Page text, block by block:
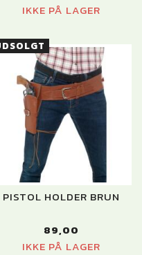
IKKE PÅ LAGER
PISTOL HOLDER BRUN
89,00
IKKE PÅ LAGER